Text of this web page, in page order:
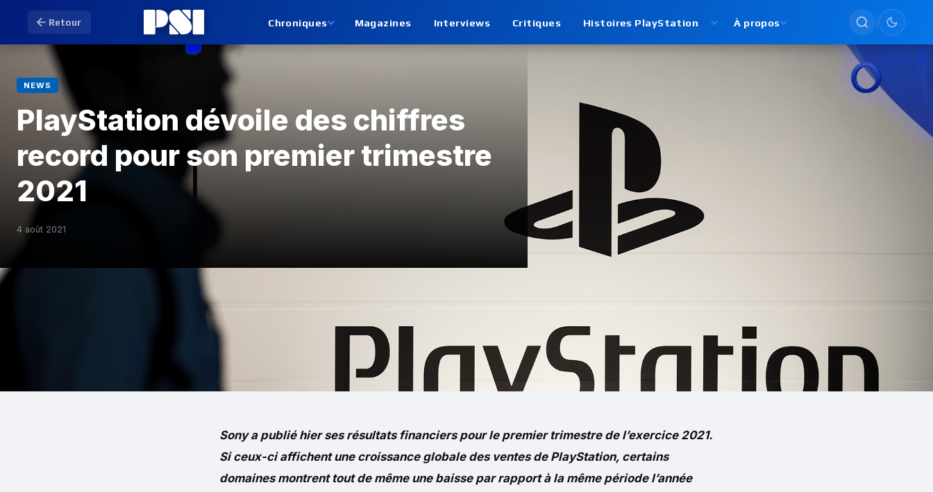
Retour Chroniques Magazines Interviews Critiques Histoires PlayStation À propos Passer
NEWS
PlayStation dévoile des chiffres
record pour son premier trimestre
2021
4 août 2021
Sony a publié hier ses résultats financiers pour le premier trimestre de l’exercice 2021.
Si ceux-ci affichent une croissance globale des ventes de PlayStation, certains
domaines montrent tout de même une baisse par rapport à la même période l’année